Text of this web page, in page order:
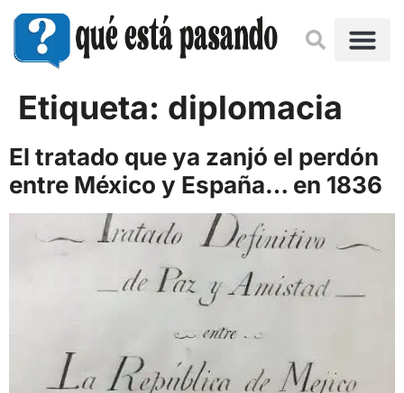
Etiqueta: diplomacia
El tratado que ya zanjó el perdón
entre México y España… en 1836